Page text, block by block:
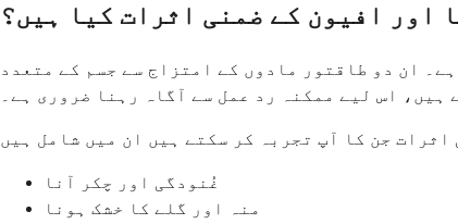
اور افیون کے ضمنی اثرات کیا ہیں؟
ان دو طاقتور مادوں کے امتزاج سے جسم کے متعدد
ہیں، اس لیے ممکنہ رد عمل سے آگاہ رہنا ضروری ہے۔
غُنودگی اور چکر آنا
منہ اور گلے کا خشک ہونا